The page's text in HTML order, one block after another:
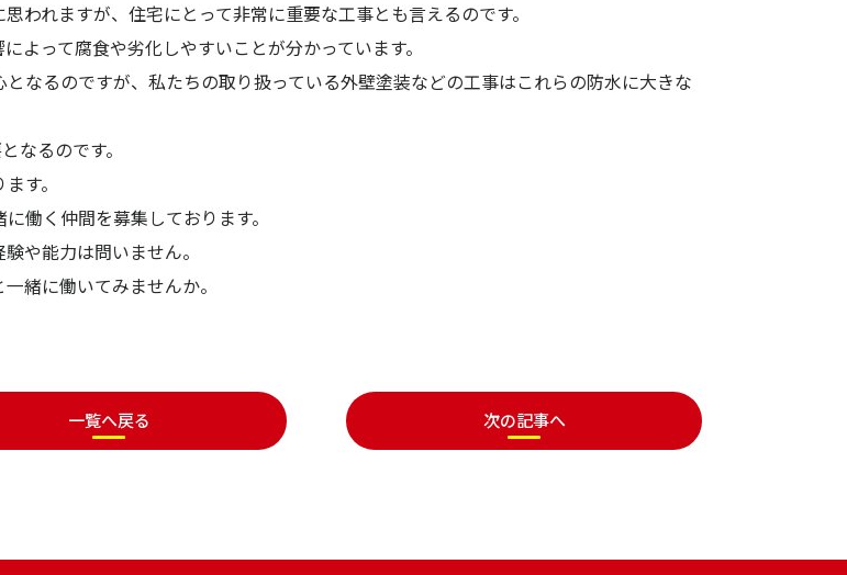
われますが、住宅にとって非常に重要な工事とも言えるのです。
よって腐食や劣化しやすいことが分かっています。
なるのですが、私たちの取り扱っている外壁塗装などの工事はこれらの防水に大きな
なるのです。
す。
働く仲間を募集しております。
や能力は問いません。
緒に働いてみませんか。
一覧へ戻る 次の記事へ